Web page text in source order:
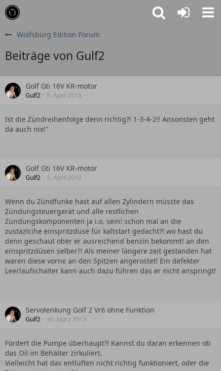
Wolfsburg Edition Forum
Beiträge von Gulf2
Golf Gti 16V KR-motor
Gulf2 8. April 2013
Ist die Zündreihenfolge denn richtig?! 1-3-4-2!! Ansonsten geht
da auch nix!"
Golf Gti 16V KR-motor
Gulf2 5. April 2013
Wenn du Zündfunke hast auf allen Zylindern müsste das
Zündungsteuergerät und alle restlichen
Zündungskomponenten ja i.o. sein! schon mal an die
zustäzlcihe einspritzdüse für kaltstart gedacht?! wo hast du
denn geschaut ober er ausreichend benzin bekommt! an den
einspritzdüsen selber?! Als meiner längere zeit gestanden hat
waren diese vorne an den Spitzen angerostet! Ein defekter
Leerlaufschalter kann auch dazu führen das er nicht anspringt!
Servolenkung Golf 2 Vr6 ohne Funktion
Gulf2 30. März 2013
Fördert die Pumpe überhaupt?! Kannst du daran erkennen ob
das Oil im Behälter zirkuliert.
Vielleicht hat das entlüften nicht richtig funktioniert, oder die